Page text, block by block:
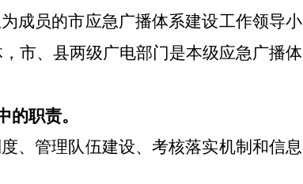
成员的市应急广播体系建设工作领导小
市、县两级广电部门是本级应急广播体
的职责。
、管理队伍建设、考核落实机制和信息